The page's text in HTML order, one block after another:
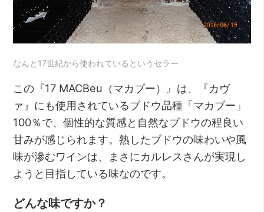
なんと17世紀から使われているというセラー
この『17 MACBeu（マカブー）』は、『カヴ
ァ』にも使用されているブドウ品種「マカブー」
100％で、個性的な質感と自然なブドウの程良い
甘みが感じられます。熟したブドウの味わいや風
味が滲むワインは、まさにカルレスさんが実現し
ようと目指している味なのです。
どんな味ですか？